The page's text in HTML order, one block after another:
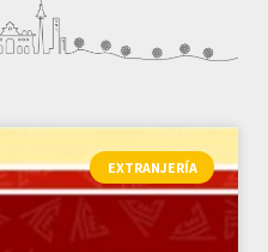
EXTRANJERÍA